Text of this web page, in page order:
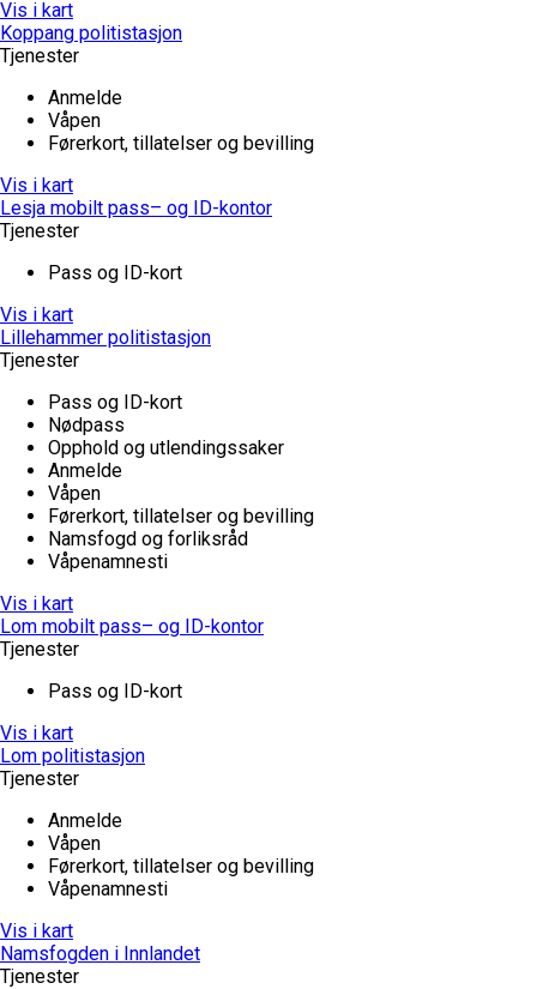
Vis i kart
Koppang politistasjon
Tjenester
Anmelde
Våpen
Førerkort, tillatelser og bevilling
Vis i kart
Lesja mobilt pass– og ID-kontor
Tjenester
Pass og ID-kort
Vis i kart
Lillehammer politistasjon
Tjenester
Pass og ID-kort
Nødpass
Opphold og utlendingssaker
Anmelde
Våpen
Førerkort, tillatelser og bevilling
Namsfogd og forliksråd
Våpenamnesti
Vis i kart
Lom mobilt pass– og ID-kontor
Tjenester
Pass og ID-kort
Vis i kart
Lom politistasjon
Tjenester
Anmelde
Våpen
Førerkort, tillatelser og bevilling
Våpenamnesti
Vis i kart
Namsfogden i Innlandet
Tjenester